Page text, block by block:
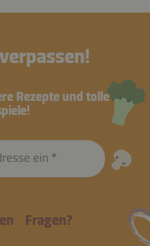
Rezepte und tolle
ein
Fragen?